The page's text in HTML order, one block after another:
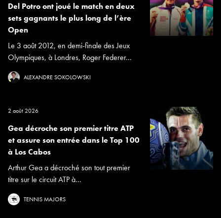
Del Potro ont joué le match en deux
sets gagnants le plus long de l’ère
Open
Le 3 août 2012, en demi-finale des Jeux
Olympiques, à Londres, Roger Federer...
ALEXANDRE SOKOLOWSKI
2 août 2026
Gea décroche son premier titre ATP
et assure son entrée dans le Top 100
à Los Cabos
Arthur Gea a décroché son tout premier
titre sur le circuit ATP à...
TENNIS MAJORS